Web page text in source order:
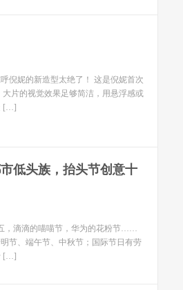
倪妮的新造型太绝了！ 这是倪妮首次
片的视觉效果足够简洁，用悬浮感或
[…]
低头族，抬头节创意十
，滴滴的喵喵节，华为的花粉节……
节、端午节、中秋节；国际节日有劳
[…]